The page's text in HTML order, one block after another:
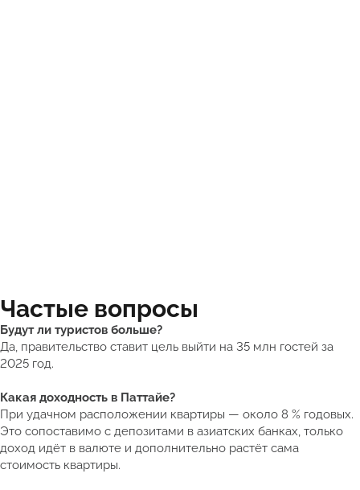
Частые вопросы
Будут ли туристов больше?
Да, правительство ставит цель выйти на 35 млн гостей за
2025 год.
Какая доходность в Паттайе?
При удачном расположении квартиры — около 8 % годовых.
Это сопоставимо с депозитами в азиатских банках, только
доход идёт в валюте и дополнительно растёт сама
стоимость квартиры.